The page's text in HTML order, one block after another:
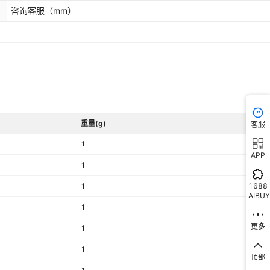
咨询客服 （mm）
重量(g)
1
1
1
1
1
1
客服
APP
1688
AIBUY
更多
顶部